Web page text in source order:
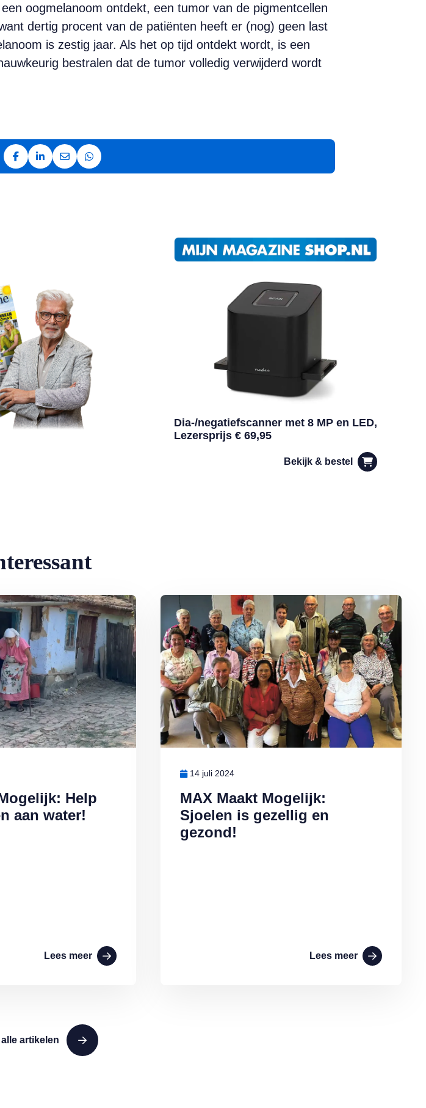
oogmelanoom ontdekt, een tumor van de pigmentcellen
dertig procent van de patiënten heeft er (nog) geen last
is zestig jaar. Als het op tijd ontdekt wordt, is een
bestralen dat de tumor volledig verwijderd wordt
Deel op Facebook
Deel op LinkedIn
Deel via e-mail
Deel via WhatsApp
Dia-/negatiefscanner met 8 MP en LED,
Lezersprijs € 69,95
Bekijk & bestel
Help
aan water!
Lees meer
Mogelijk: Help deze ouderen aan water!
MAX Maakt Mogelijk:
Sjoelen is gezellig en
gezond!
14 juli 2024
Lees meer
Lees meer over MAX Maakt Mogelijk: Sjoelen is gezellig en
artikelen